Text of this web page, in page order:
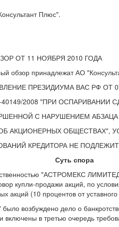
Плюс".
ОТ 11 НОЯБРЯ 2010 ГОДА
обзор принадлежат АО
ПРЕЗИДИУМА ВАС РФ ОТ
40149/2008 "ПРИ ОСПАРИВАНИИ
С НАРУШЕНИЕМ АБЗАЦА
АКЦИОНЕРНЫХ ОБЩЕСТВАХ",
КРЕДИТОРА НЕ
Суть спора
"АСТРОМЕКС
купли-продажи акций, по
акций (10 процентов от
возбуждено дело о
в третью очередь